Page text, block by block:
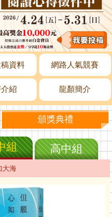
資料 網路人氣競賽
紹 龍顏簡介
頒獎典禮
組 高中組
大海